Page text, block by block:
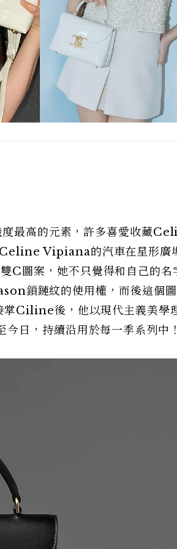
最高的元素，許多喜愛收藏
Celine Vipiana的汽車在星形廣
C圖案，她不只覺得和自己的名
鎖鏈紋的使用權，而後這個
Ciline後，他以現代主義美學
日，持續沿用於每一季系列中！